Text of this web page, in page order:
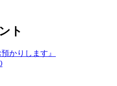
ト
かりします』